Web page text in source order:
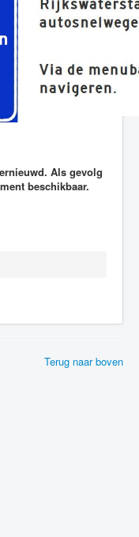
Als gevolg
beschikbaar.
Terug naar boven